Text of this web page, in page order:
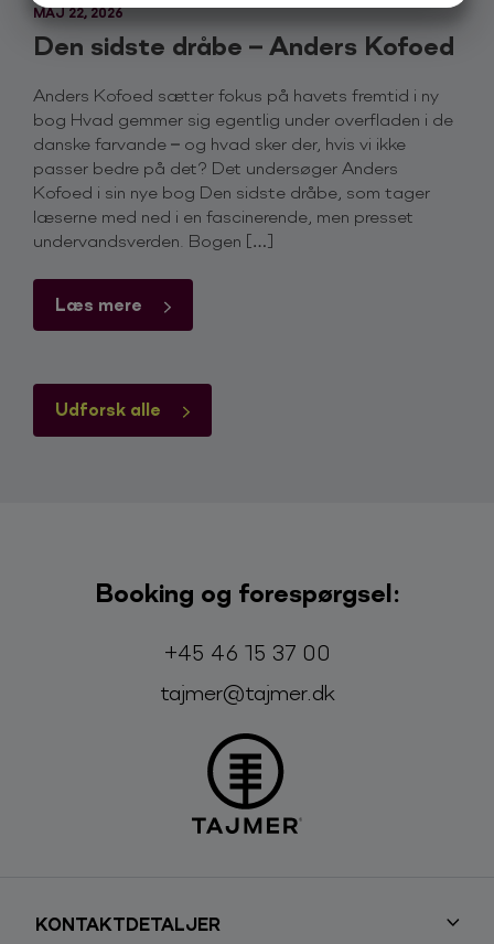
Udforsk alle
MAJ 22, 2026
Den sidste dråbe – Anders Kofoed
Anders Kofoed sætter fokus på havets fremtid i ny
bog Hvad gemmer sig egentlig under overfladen i de
danske farvande – og hvad sker der, hvis vi ikke
passer bedre på det? Det undersøger Anders
Kofoed i sin nye bog Den sidste dråbe, som tager
læserne med ned i en fascinerende, men presset
undervandsverden. Bogen […]
Læs mere
Booking og forespørgsel:
Telefon:
+45 46 15 37 00
E-mail:
tajmer@tajmer.dk
KONTAKTDETALJER